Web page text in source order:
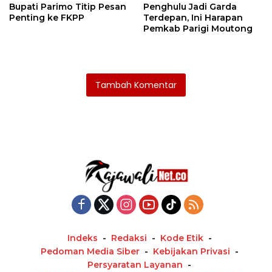
Bupati Parimo Titip Pesan
Penting ke FKPP
Penghulu Jadi Garda
Terdepan, Ini Harapan
Pemkab Parigi Moutong
Tambah Komentar
Indeks Redaksi
Kode Etik
Pedoman Media Siber
Kebijakan Privasi
Persyaratan Layanan